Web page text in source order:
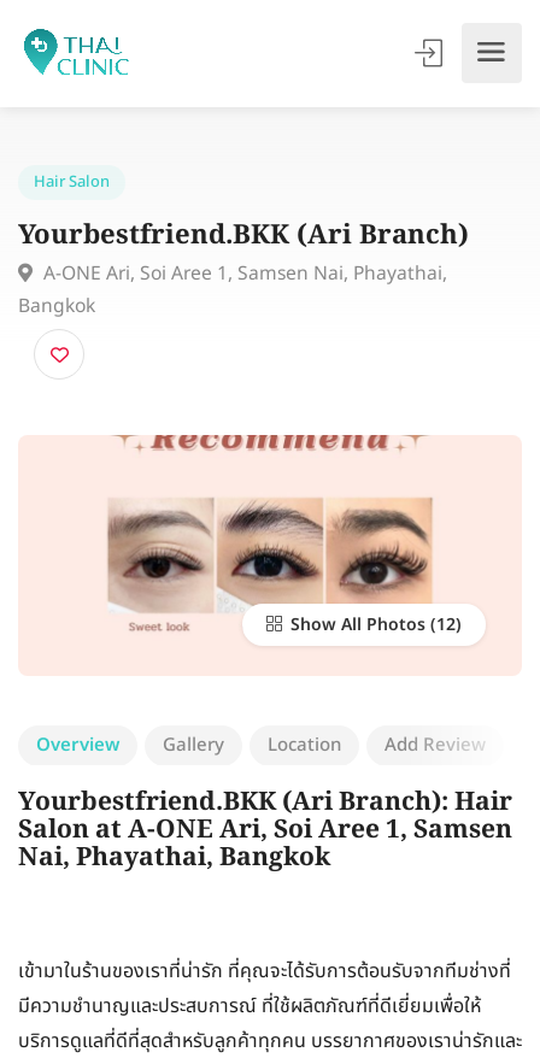
Yourbestfriend.BKK (Ari Branch)
A-ONE Ari, Soi Aree 1, Samsen Nai, Phayathai,
Bangkok
Show All Photos
Overview Gallery Location Add Review
Yourbestfriend.BKK (Ari Branch): Hair
Salon at A-ONE Ari, Soi Aree 1, Samsen
Nai, Phayathai, Bangkok
เข้ามาในร้านของเราที่น่ารัก ที่คุณจะได้รับการต้อนรับจากทีมช่างที่
มีความชำนาญและประสบการณ์ ที่ใช้ผลิตภัณฑ์ที่ดีเยี่ยมเพื่อให้
บริการดูแลที่ดีที่สุดสำหรับลูกค้าทุกคน บรรยากาศของเราน่ารักและ